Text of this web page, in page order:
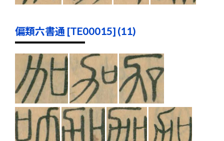
偏類六書通 [TE00015] (11)